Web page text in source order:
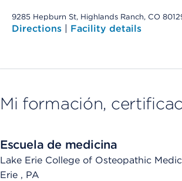
9285 Hepburn St, Highlands Ranch, CO
Directions | Facility details
Mi formación,
Escuela de medicina
Lake Erie College of Osteopathic
Erie , PA